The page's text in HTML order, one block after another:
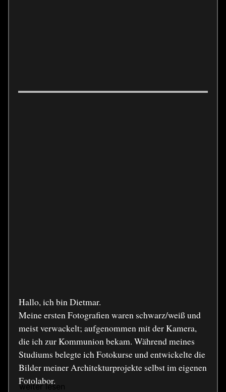
Hallo, ich bin Dietmar.
Meine ersten Fotografien waren schwarz/weiß und
meist verwackelt; aufgenommen mit der Kamera,
die ich zur Kommunion bekam. Während meines
Studiums belegte ich Fotokurse und entwickelte die
Bilder meiner Architekturprojekte selbst im eigenen
Fotolabor.
weiter lesen